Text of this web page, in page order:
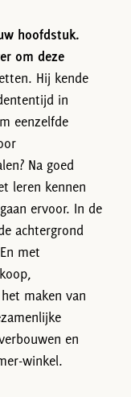
hoofdstuk.
om deze
Hij kende
in
eenzelfde
Na goed
leren kennen
ervoor. In de
achtergrond
met
maken van
en
winkel.